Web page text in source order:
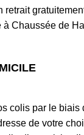
retrait
à Chaussée de
colis par le biais
de votre